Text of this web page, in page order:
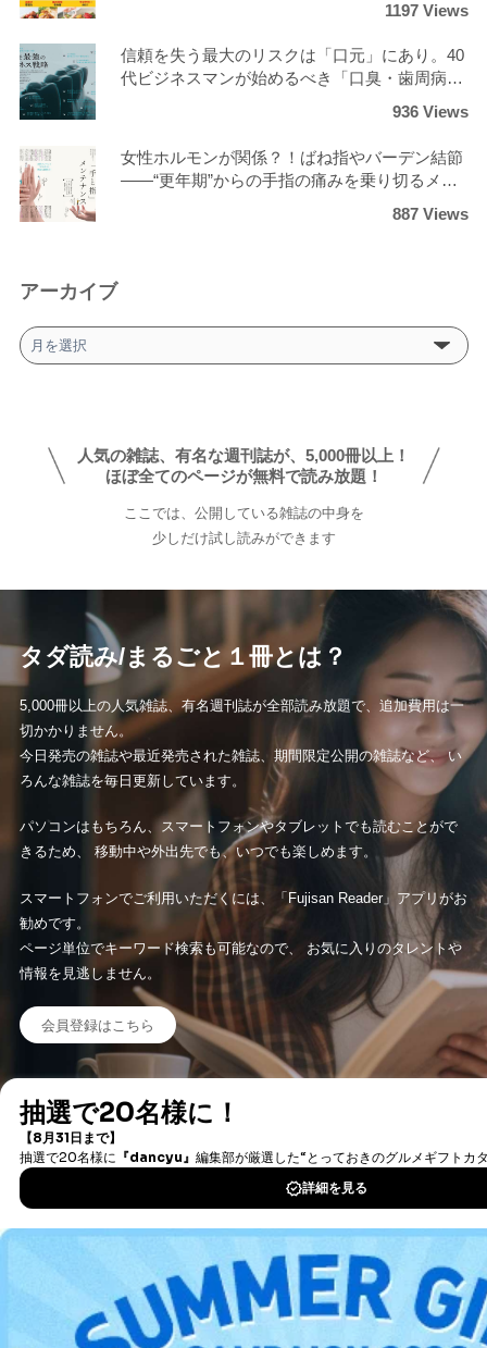
1197 Views
信頼を失う最大のリスクは「口元」にあり。40
代ビジネスマンが始めるべき「口臭・歯周病ゼ
936 Views
女性ホルモンが関係？！ばね指やバーデン結節
――“更年期”からの手指の痛みを乗り切るメン
887 Views
アーカイブ
ア
ー
人気の雑誌、有名な週刊誌が、5,000冊以上！
ほぼ全てのページが無料で読み放題！
ここでは、公開している雑誌の中身を
少しだけ試し読みができます
タダ読み/まるごと１冊とは？
5,000冊以上の人気雑誌、有名週刊誌が全部読み放題で、追加費用は一
切かかりません。
今日発売の雑誌や最近発売された雑誌、期間限定公開の雑誌など、 い
ろんな雑誌を毎日更新しています。
パソコンはもちろん、スマートフォンやタブレットでも読むことがで
きるため、 移動中や外出先でも、いつでも楽しめます。
スマートフォンでご利用いただくには、「Fujisan Reader」アプリがお
勧めです。
ページ単位でキーワード検索も可能なので、 お気に入りのタレントや
情報を見逃しません。
会員登録はこちら
タダ読み/まるごと１冊とは？
※メルマガの受信は『マイページ』から設定することができます。